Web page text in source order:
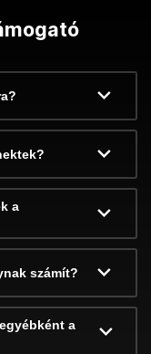
a
számít?
a